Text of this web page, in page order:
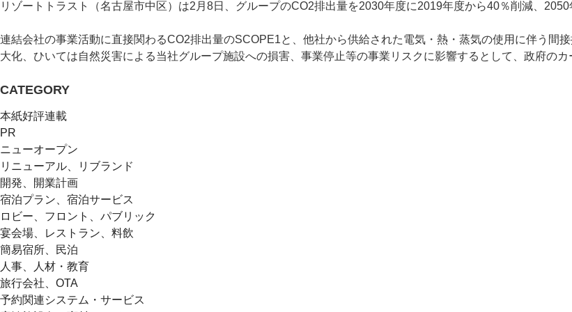
リゾートトラスト（名古屋市中区）は2月8日、グループのCO2排出量を2030年度に2019年度から40％削減、
連結会社の事業活動に直接関わるCO2排出量のSCOPE1と、他社から供給された電気・熱・蒸気の使用に伴う間
大化、ひいては自然災害による当社グループ施設への損害、事業停止等の事業リスクに影響するとして、政府の
CATEGORY
本紙好評連載
PR
ニューオープン
リニューアル、リブランド
開発、開業計画
宿泊プラン、宿泊サービス
ロビー、フロント、パブリック
宴会場、レストラン、料飲
簡易宿所、民泊
人事、人材・教育
旅行会社、OTA
予約関連システム・サービス